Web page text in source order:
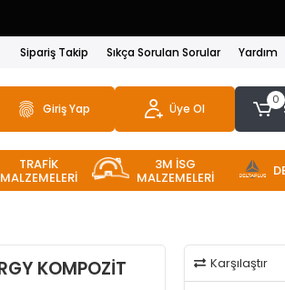
Sipariş Takip Sıkça Sorulan Sorular Yardım
Giriş Yap Üye Ol
0
TRAFİK
MALZEMELERİ
3M İSG
MALZEMELERİ
KOMPOZİT
Karşılaştır